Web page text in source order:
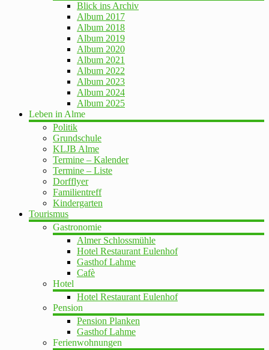
Blick ins Archiv
Album 2017
Album 2018
Album 2019
Album 2020
Album 2021
Album 2022
Album 2023
Album 2024
Album 2025
Leben in Alme
Politik
Grundschule
KLJB Alme
Termine – Kalender
Termine – Liste
Dorfflyer
Familientreff
Kindergarten
Tourismus
Gastronomie
Almer Schlossmühle
Hotel Restaurant Eulenhof
Gasthof Lahme
Cafè
Hotel
Hotel Restaurant Eulenhof
Pension
Pension Planken
Gasthof Lahme
Ferienwohnungen